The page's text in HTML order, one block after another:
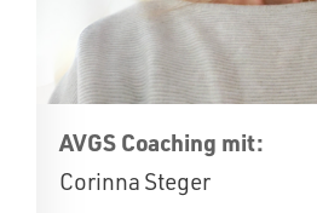
AVGS Coaching mit:
Corinna Steger